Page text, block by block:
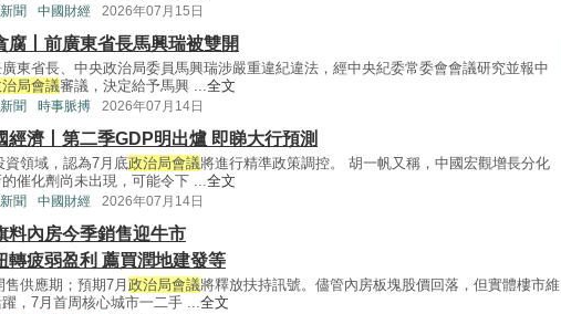
聞 中國財經 2026年07月15日
腐丨前廣東省長馬興瑞被雙開
廣東省長、中央政治局委員馬興瑞涉嚴重違紀違法，經中央紀委常委會會議研究並報中
局會議審議，決定給予馬興 ...全文
聞 時事脈搏 2026年07月14日
經濟丨第二季GDP明出爐 即睇大行預測
資領域，認為7月底政治局會議將進行精準政策調控。 胡一帆又稱，中國宏觀增長分化
的催化劑尚未出現，可能令下 ...全文
聞 中國財經 2026年07月14日
料內房今季銷售迎牛市
轉疲弱盈利 薦買潤地建發等
售供應期；預期7月 政治局會議將釋放扶持訊號。儘管內房板塊股價回落，但實體樓市維
，7月首周核心城市一二手 ...全文